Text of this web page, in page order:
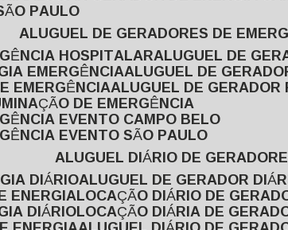
PAULO
ALUGUEL DE GERADORES DE
HOSPITALAR ALUGUEL DE
EMERGÊNCIA ALUGUEL DE
EMERGÊNCIA ALUGUEL DE
DE EMERGÊNCIA
EVENTO CAMPO BELO
EVENTO SÃO PAULO
ALUGUEL DIÁRIO DE
DIÁRIO ALUGUEL DE GERADOR
ENERGIA LOCAÇÃO DIÁRIO DE
DIÁRIO LOCAÇÃO DIÁRIA DE